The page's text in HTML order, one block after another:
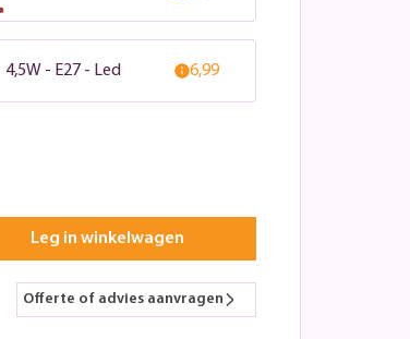
4,5W - E27 - Led 6,99
Leg in winkelwagen
Offerte of advies aanvragen